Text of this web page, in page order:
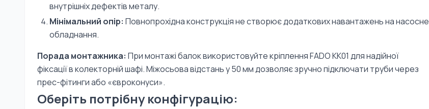
внутрішніх дефектів металу.
Мінімальний опір: Повнопрохідна конструкція не створює додаткових навантажень на насосне
обладнання.
Порада монтажника: При монтажі балок використовуйте кріплення FADO KK01 для надійної
фіксації в колекторній шафі. Міжосьова відстань у 50 мм дозволяє зручно підключати труби через
прес-фітинги або «євроконуси».
Оберіть потрібну конфігурацію: